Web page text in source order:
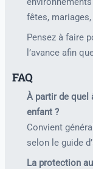
fêtes, mariages,
Pensez à faire
l’avance afin
FAQ
À partir de quel
enfant ?
Convient
selon le guide
La protection